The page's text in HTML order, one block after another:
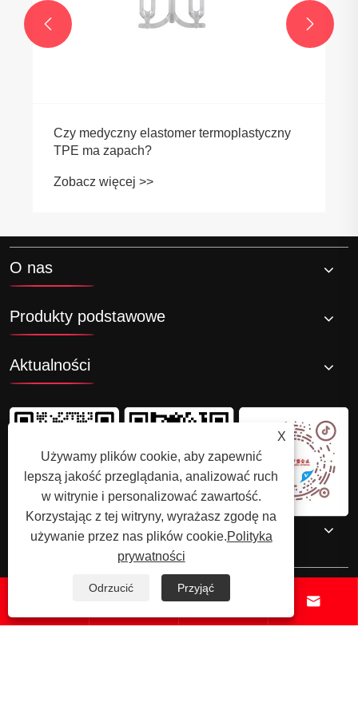
Czy medyczny elastomer termoplastyczny
TPE ma zapach?
Zobacz więcej >>
 
O nas
Produkty podstawowe
Aktualności
Skontaktuj się z nami
 
X
Używamy plików cookie, aby zapewnić
lepszą jakość przeglądania, analizować ruch
w witrynie i personalizować zawartość.
Korzystając z tej witryny, wyrażasz zgodę na
używanie przez nas plików cookie.Polityka
prywatności
Odrzucić Przyjąć